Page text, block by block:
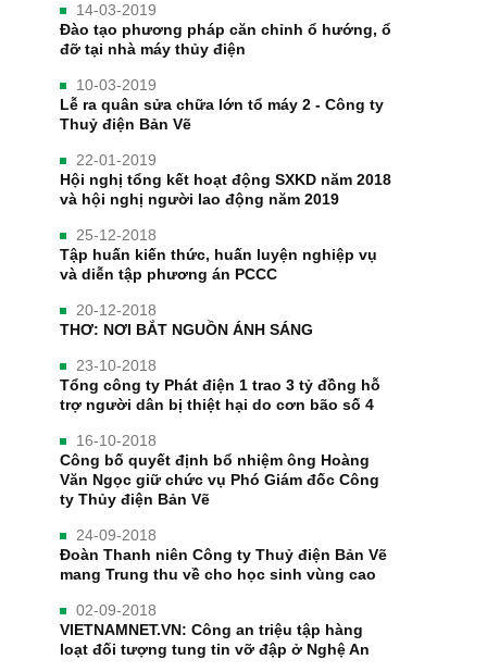
14-03-2019
Đào tạo phương pháp căn chỉnh ổ hướng, ổ
đỡ tại nhà máy thủy điện
10-03-2019
Lễ ra quân sửa chữa lớn tổ máy 2 - Công ty
Thuỷ điện Bản Vẽ
22-01-2019
Hội nghị tổng kết hoạt động SXKD năm 2018
và hội nghị người lao động năm 2019
25-12-2018
Tập huấn kiến thức, huấn luyện nghiệp vụ
và diễn tập phương án PCCC
20-12-2018
THƠ: NƠI BẮT NGUỒN ÁNH SÁNG
23-10-2018
Tổng công ty Phát điện 1 trao 3 tỷ đồng hỗ
trợ người dân bị thiệt hại do cơn bão số 4
16-10-2018
Công bố quyết định bổ nhiệm ông Hoàng
Văn Ngọc giữ chức vụ Phó Giám đốc Công
ty Thủy điện Bản Vẽ
24-09-2018
Đoàn Thanh niên Công ty Thuỷ điện Bản Vẽ
mang Trung thu về cho học sinh vùng cao
02-09-2018
VIETNAMNET.VN: Công an triệu tập hàng
loạt đối tượng tung tin vỡ đập ở Nghệ An